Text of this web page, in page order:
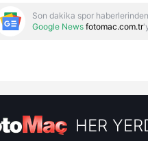
Son dakika spor
Google News fotomac.com.tr
HER